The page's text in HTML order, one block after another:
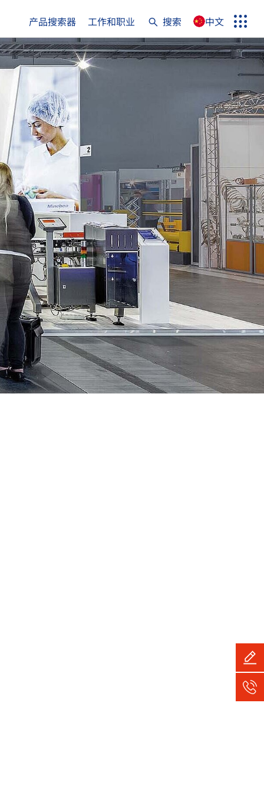
产品搜索器 工作和职业
搜索
Search
term
Search
中文
菜
单